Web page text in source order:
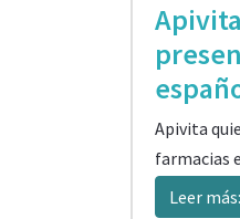
Apivita
farmacias
Leer más: